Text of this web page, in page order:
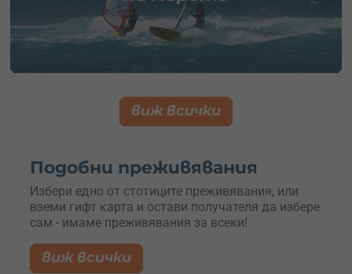
виж всички
Подобни преживявания
Избери едно от стотиците преживявания, или
вземи гифт карта и остави получателя да избере
сам - имаме преживявания за всеки!
виж всички